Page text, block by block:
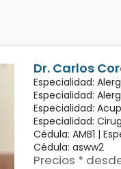
Dr. Carlos
Especialidad:
Especialidad:
Especialidad:
Especialidad:
Cédula: AMB1 |
Cédula: asww2
Precios *